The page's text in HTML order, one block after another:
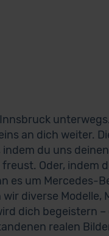
an dich weiter.
du uns
Oder, indem
es um Mercedes-
diverse Modelle,
dich begeistern –
realen